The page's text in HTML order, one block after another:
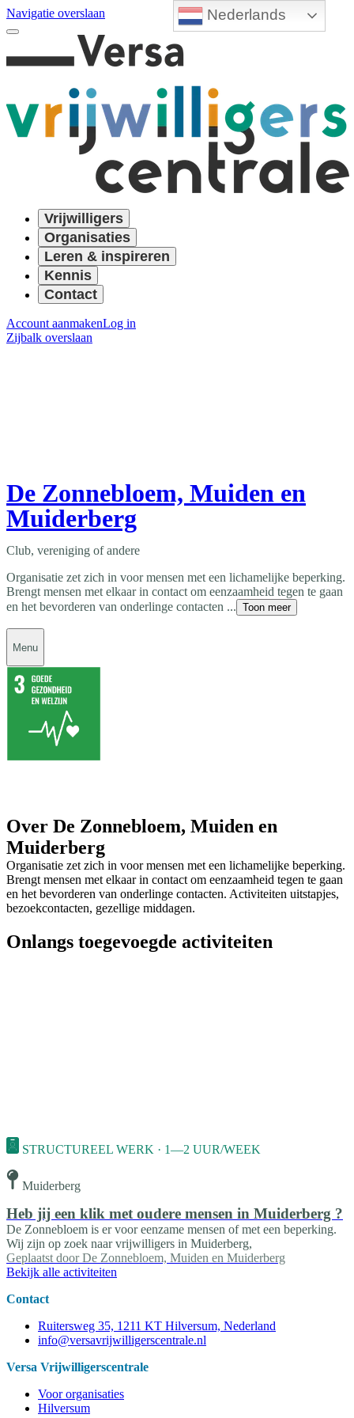
Nederlands
Navigatie overslaan
Vrijwilligers
Organisaties
Leren & inspireren
Kennis
Contact
Account aanmakenLog in
Zijbalk overslaan
De Zonnebloem, Muiden en
Muiderberg
Club, vereniging of andere
Organisatie zet zich in voor mensen met een lichamelijke beperking.
Brengt mensen met elkaar in contact om eenzaamheid tegen te gaan
en het bevorderen van onderlinge contacten ... Toon meer
Menu
Over De Zonnebloem, Muiden en
Muiderberg
Organisatie zet zich in voor mensen met een lichamelijke beperking.
Brengt mensen met elkaar in contact om eenzaamheid tegen te gaan
en het bevorderen van onderlinge contacten. Activiteiten uitstapjes,
bezoekcontacten, gezellige middagen.
Onlangs toegevoegde activiteiten
STRUCTUREEL WERK · 1—2 UUR/WEEK
Muiderberg
Heb jij een klik met oudere mensen in Muiderberg ?
De Zonnebloem is er voor eenzame mensen of met een beperking.
Wij zijn op zoek naar vrijwilligers in Muiderberg,
Geplaatst door De Zonnebloem, Muiden en Muiderberg
Bekijk alle activiteiten
Contact
Ruitersweg 35, 1211 KT Hilversum, Nederland
info@versavrijwilligerscentrale.nl
Versa Vrijwilligerscentrale
Voor organisaties
Hilversum